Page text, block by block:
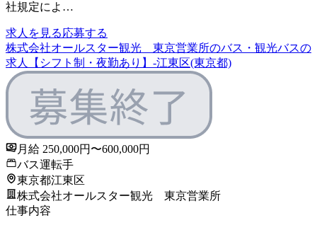
社規定によ…
求人を見る応募する
株式会社オールスター観光 東京営業所のバス・観光バスの
求人【シフト制・夜勤あり】-江東区(東京都)
月給 250,000円〜600,000円
バス運転手
東京都江東区
株式会社オールスター観光 東京営業所
仕事内容